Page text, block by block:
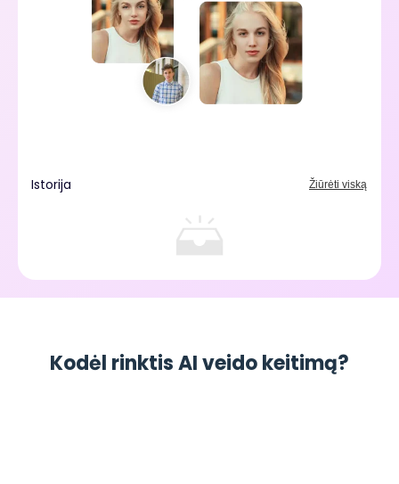
Istorija Žiūrėti viską
Kodėl rinktis AI veido keitimą?